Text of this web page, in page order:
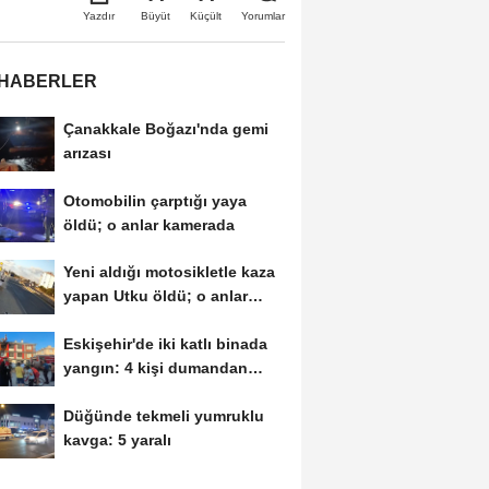
Yazdır Büyüt Küçült Yorumlar
Çanakkale Boğazı'nda gemi
arızası
Otomobilin çarptığı yaya
öldü; o anlar kamerada
Yeni aldığı motosikletle kaza
yapan Utku öldü; o anlar
Eskişehir'de iki katlı binada
yangın: 4 kişi dumandan
Düğünde tekmeli yumruklu
kavga: 5 yaralı